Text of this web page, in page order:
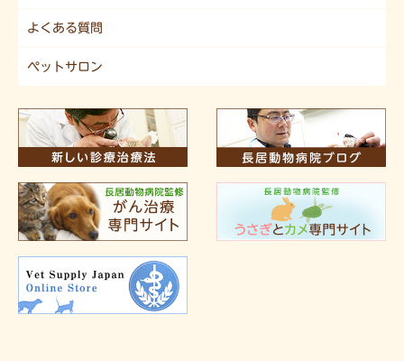
よくある質問
ペットサロン